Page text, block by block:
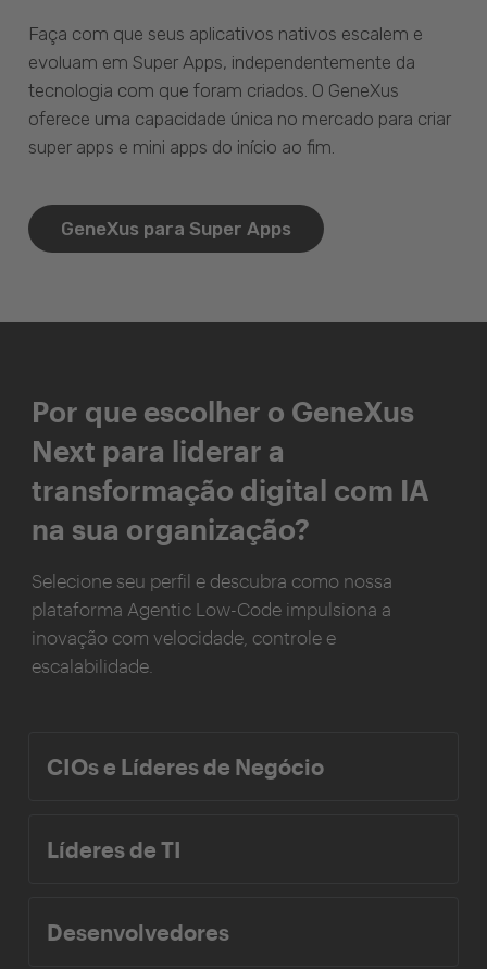
Faça com que seus aplicativos nativos escalem e
evoluam em Super Apps, independentemente da
tecnologia com que foram criados. O GeneXus
oferece uma capacidade única no mercado para criar
super apps e mini apps do início ao fim.
GeneXus para Super Apps
Por que escolher o GeneXus
Next para liderar a
transformação digital com IA
na sua organização?
Selecione seu perfil e descubra como nossa
plataforma Agentic Low-Code impulsiona a
inovação com velocidade, controle e
escalabilidade.
CIOs e Líderes de Negócio
Líderes de TI
Desenvolvedores